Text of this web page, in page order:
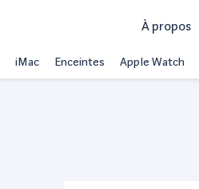
À propos
iMac Enceintes Apple Watch